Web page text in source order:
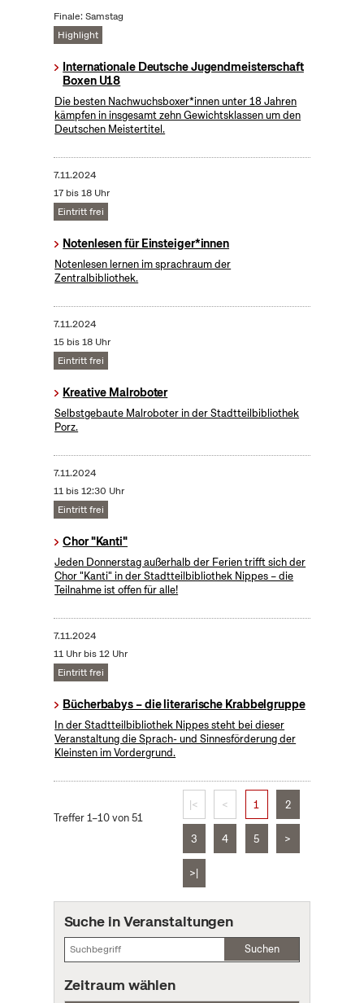
Finale: Samstag
Highlight
Internationale Deutsche Jugendmeisterschaft
Boxen U18
Die besten Nachwuchsboxer*innen unter 18 Jahren
kämpfen in insgesamt zehn Gewichtsklassen um den
Deutschen Meistertitel.
7.11.2024
17 bis 18 Uhr
Eintritt frei
Notenlesen für Einsteiger*innen
Notenlesen lernen im sprachraum der
Zentralbibliothek.
7.11.2024
15 bis 18 Uhr
Eintritt frei
Kreative Malroboter
Selbstgebaute Malroboter in der Stadtteilbibliothek
Porz.
7.11.2024
11 bis 12:30 Uhr
Eintritt frei
Chor "Kanti"
Jeden Donnerstag außerhalb der Ferien trifft sich der
Chor "Kanti" in der Stadtteilbibliothek Nippes – die
Teilnahme ist offen für alle!
7.11.2024
11 Uhr bis 12 Uhr
Eintritt frei
Bücherbabys – die literarische Krabbelgruppe
In der Stadtteilbibliothek Nippes steht bei dieser
Veranstaltung die Sprach- und Sinnesförderung der
Kleinsten im Vordergrund.
Treffer 1–10 von 51
|< < 1 2
3 4 5 >
>|
Suche in Veranstaltungen
Suchen
Zeitraum wählen